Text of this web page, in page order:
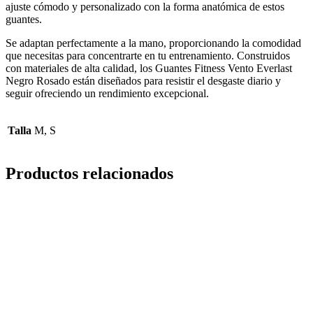
ajuste cómodo y personalizado con la forma anatómica de estos
guantes.
Se adaptan perfectamente a la mano, proporcionando la comodidad
que necesitas para concentrarte en tu entrenamiento. Construidos
con materiales de alta calidad, los Guantes Fitness Vento Everlast
Negro Rosado están diseñados para resistir el desgaste diario y
seguir ofreciendo un rendimiento excepcional.
Talla M, S
Productos relacionados